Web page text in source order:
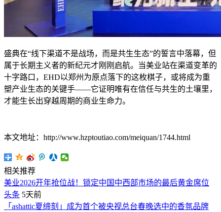
盛典在“线下渠道不是战场，而是共生生态”的誓言中落幕，但
属于长期主义者的新纪元才刚刚启航。当美业站在渠道变革的
十字路口，EHD以郑州为原点落下的这枚棋子，或将成为重
塑产业生态的关键手——它证明唯有在信任与共生的土壤里，
才能生长出穿越周期的商业生命力。
本文地址：http://www.hzptoutiao.com/meiquan/1744.html
相关推荐
美业2026开年抢位战！锁定中国中西部市场的最后黄金席位
头条 5天前
「ashattic夏缔刻」成为首个被央视总台春晚选中的香氛品牌